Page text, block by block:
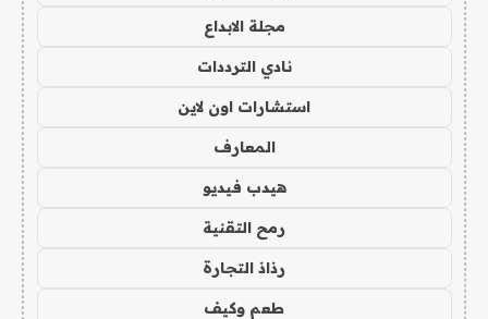
مجلة الابداع
نادي الترددات
استشارات اون لاين
المعارف
هيدب فيديو
رمح التقنية
رذاذ التجارة
طعم وكيف